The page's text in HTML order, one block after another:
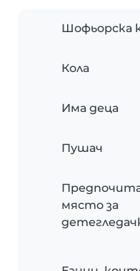
Шофьорска
Кола
Има деца
Пушач
място за